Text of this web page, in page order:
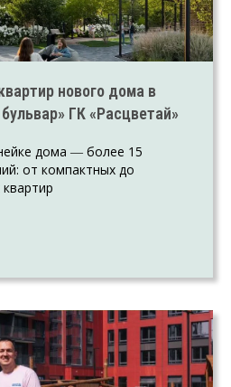
нового дома в
ГК «Расцветай»
дома ― более 15
от компактных до